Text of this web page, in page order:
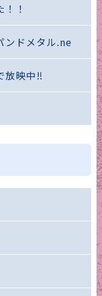
！
ンドメタル.ne
放映中‼